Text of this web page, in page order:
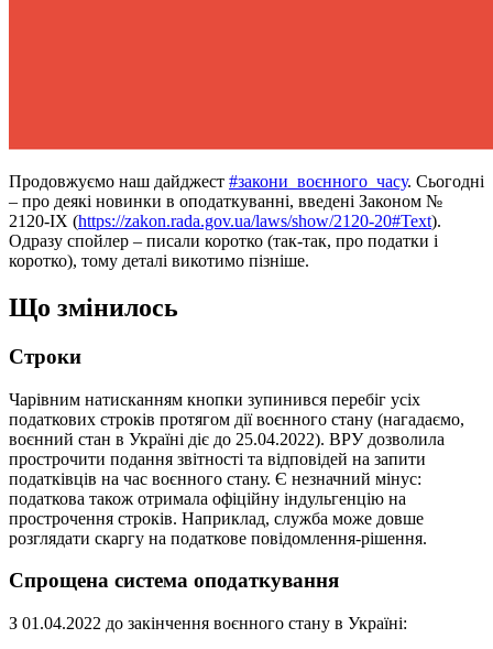
Продовжуємо наш дайджест #закони_воєнного_часу. Сьогодні
– про деякі новинки в оподаткуванні, введені Законом №
2120-IX (https://zakon.rada.gov.ua/laws/show/2120-20#Text).
Одразу спойлер – писали коротко (так-так, про податки і
коротко), тому деталі викотимо пізніше.
Що змінилось
Строки
Чарівним натисканням кнопки зупинився перебіг усіх
податкових строків протягом дії воєнного стану (нагадаємо,
воєнний стан в Україні діє до 25.04.2022). ВРУ дозволила
прострочити подання звітності та відповідей на запити
податківців на час воєнного стану. Є незначний мінус:
податкова також отримала офіційну індульгенцію на
прострочення строків. Наприклад, служба може довше
розглядати скаргу на податкове повідомлення-рішення.
Спрощена система оподаткування
З 01.04.2022 до закінчення воєнного стану в Україні: